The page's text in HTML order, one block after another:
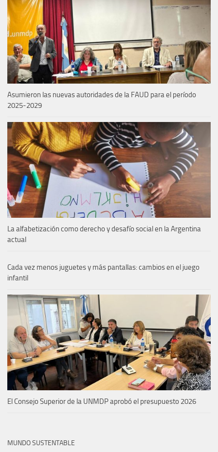
Asumieron las nuevas autoridades de la FAUD para el período
2025-2029
La alfabetización como derecho y desafío social en la Argentina
actual
Cada vez menos juguetes y más pantallas: cambios en el juego
infantil
El Consejo Superior de la UNMDP aprobó el presupuesto 2026
MUNDO SUSTENTABLE